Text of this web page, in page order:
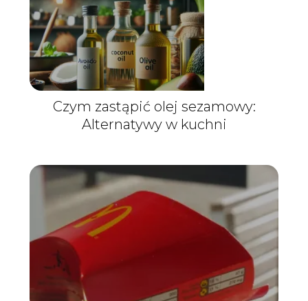
Czym zastąpić olej sezamowy:
Alternatywy w kuchni